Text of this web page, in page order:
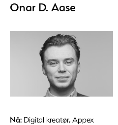
Onar D. Aase
Nå: Digital kreatør, Appex